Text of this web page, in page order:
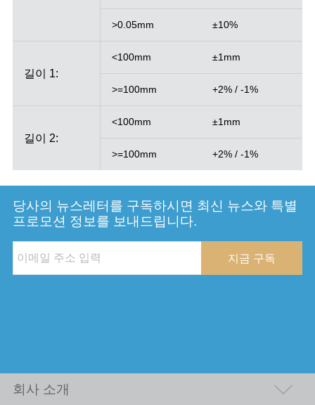
>0.05mm ±10%
길이 1:
<100mm ±1mm
>=100mm +2% / -1%
길이 2:
<100mm ±1mm
>=100mm +2% / -1%
당사의 뉴스레터를 구독하시면 최신 뉴스와 특별
프로모션 정보를 보내드립니다.
지금 구독
회사 소개